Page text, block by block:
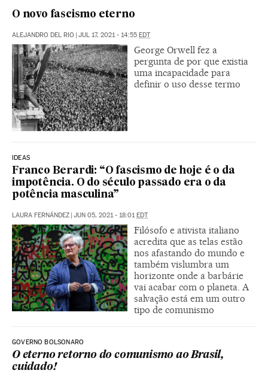
O novo fascismo eterno
ALEJANDRO DEL RIO | JUL 17, 2021 - 14:55 EDT
George Orwell fez a
pergunta de por que existia
uma incapacidade para
definir o uso desse termo
IDEAS
Franco Berardi: “O fascismo de hoje é o da
impotência. O do século passado era o da
potência masculina”
LAURA FERNÁNDEZ | JUN 05, 2021 - 18:01EDT
Filósofo e ativista italiano
acredita que as telas estão
nos afastando do mundo e
também vislumbra um
horizonte onde a barbárie
vai acabar com o planeta. A
salvação está em um outro
tipo de comunismo
GOVERNO BOLSONARO
O eterno retorno do comunismo ao Brasil,
cuidado!